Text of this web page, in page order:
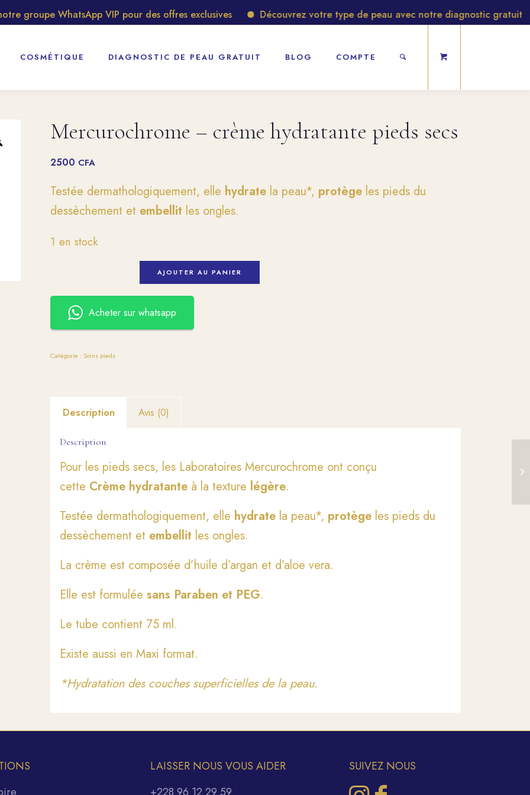
groupe WhatsApp VIP pour des offres exclusives Découvrez votre type de peau avec notre diagnostic gratuit
COSMÉTIQUE DIAGNOSTIC DE PEAU GRATUIT BLOG COMPTE
Mercurochrome – crème hydratante pieds secs
2500 CFA
Testée dermathologiquement, elle hydrate la peau*, protège les pieds du
dessèchement et embellit les ongles.
1 en stock
AJOUTER AU PANIER
Acheter sur whatsapp
Catégorie : Soins pieds
Description Avis (0)
Description
Pour les pieds secs, les Laboratoires Mercurochrome ont conçu
cette Crème hydratante à la texture légère.
Testée dermathologiquement, elle hydrate la peau*, protège les pieds du
dessèchement et embellit les ongles.
La crème est composée d’huile d’argan et d’aloe vera.
Elle est formuléesans Paraben et PEG.
Le tube contient 75 ml.
Existe aussi en Maxi format.
*Hydratation des couches superficielles de la peau.
LAISSER NOUS VOUS AIDER
SUIVEZ NOUS